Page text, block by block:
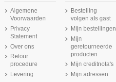
Algemene
Voorwaarden
Privacy
Statement
Over ons
Retour
procedure
Levering
Bestelling
volgen als gast
Mijn bestellingen
Mijn
geretourneerde
producten
Mijn creditnota's
Mijn adressen